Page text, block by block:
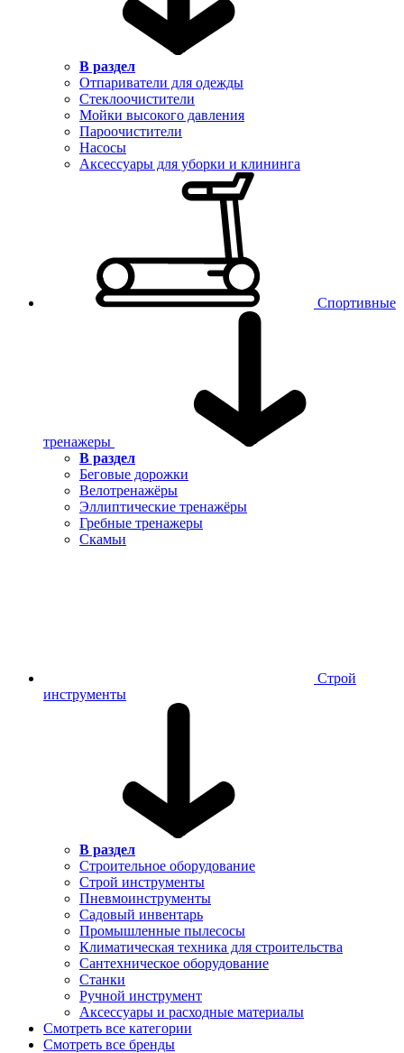
В раздел
Отпариватели для одежды
Стеклоочистители
Мойки высокого давления
Пароочистители
Насосы
Аксессуары для уборки и клининга
Спортивные
тренажеры
В раздел
Беговые дорожки
Велотренажёры
Эллиптические тренажёры
Гребные тренажеры
Скамьи
Строй
инструменты
В раздел
Строительное оборудование
Строй инструменты
Пневмоинструменты
Садовый инвентарь
Промышленные пылесосы
Климатическая техника для строительства
Сантехническое оборудование
Станки
Ручной инструмент
Аксессуары и расходные материалы
Смотреть все категории
Смотреть все бренды